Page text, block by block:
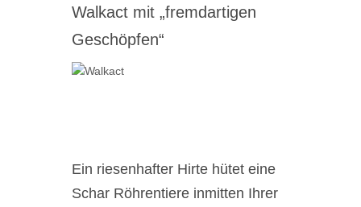
Walkact mit „fremdartigen
Geschöpfen“
Ein riesenhafter Hirte hütet eine
Schar Röhrentiere inmitten Ihrer